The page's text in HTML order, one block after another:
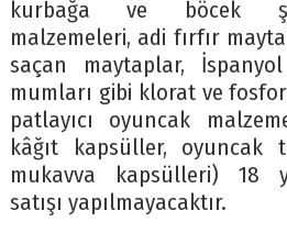
kurbağa ve böcek
malzemeleri, adi fırfır
saçan maytaplar,
mumları gibi klorat ve
patlayıcı oyuncak
kâğıt kapsüller, oyuncak
mukavva kapsülleri) 18
satışı yapılmayacaktır.